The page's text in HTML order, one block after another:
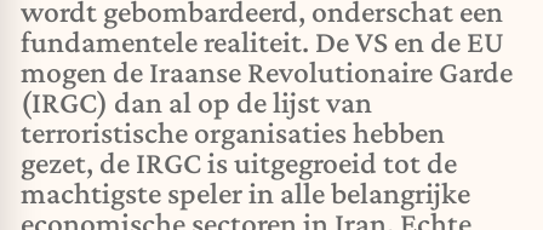
wordt gebombardeerd, onderschat een
fundamentele realiteit. De VS en de EU
mogen de Iraanse Revolutionaire Garde
(IRGC) dan al op de lijst van
terroristische organisaties hebben
gezet, de IRGC is uitgegroeid tot de
machtigste speler in alle belangrijke
economische sectoren in Iran. Echte